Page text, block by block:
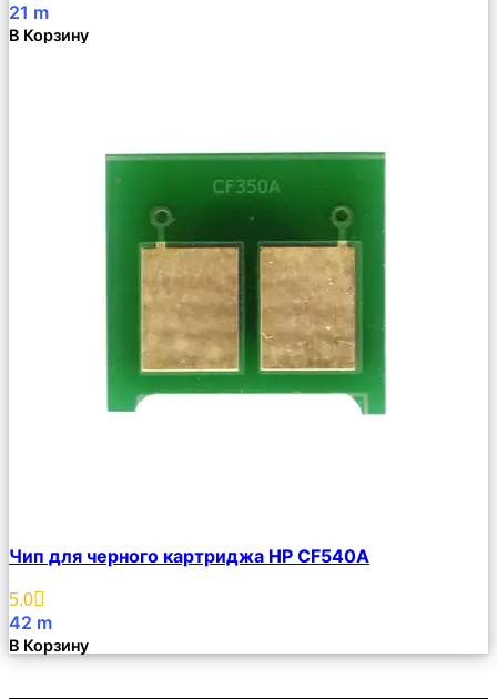
21 m
В Корзину
Описание
Избранное
Чип для черного картриджа HP CF540A
5.0
42 m
В Корзину